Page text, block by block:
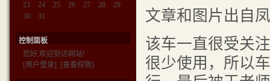
文章和图片出自
该车一直很受关
很少使用，所以
23
24 25 26 27 28
29
30
31
控制面板
您好,欢迎到访网站!
[用户登录]
[查看权限]